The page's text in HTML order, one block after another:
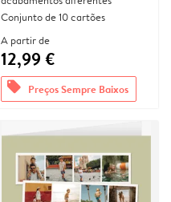
Conjunto de 10 cartões
A partir de
12,99 €
offers Preços Sempre Baixos